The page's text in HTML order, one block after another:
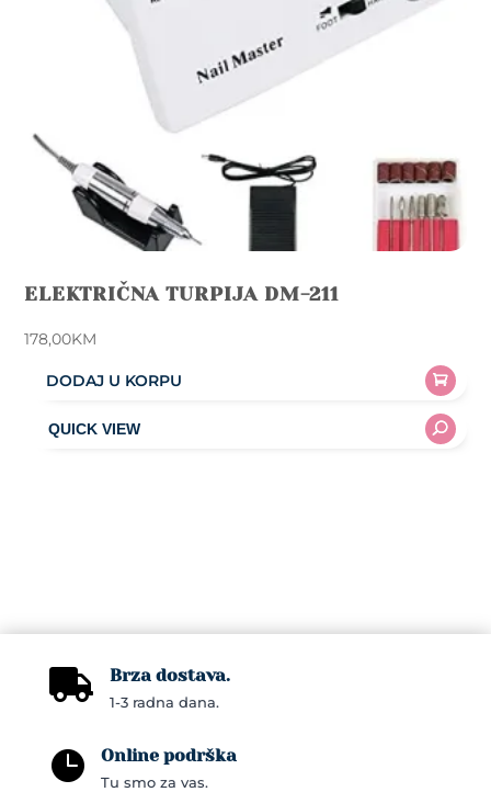
ELEKTRIČNA TURPIJA DM-211
178,00KM
DODAJ U KORPU
 Brza dostava.
1-3 radna dana.
 Online podrška
Tu smo za vas.